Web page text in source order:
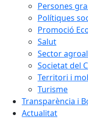
Persones
Polítiques
Promoció
Salut
Sector
Societat del
Territori i
Turisme
Transparència i
Actualitat